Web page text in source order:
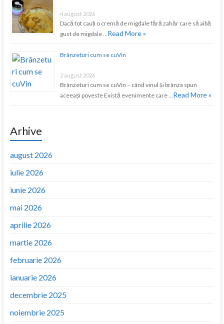
4 august 2026
Dacă tot cauți o cremă de migdale fără zahăr care să aibă
gust de migdale …Read More »
Brânzeturi cum se cuVin
2 august 2026
Brânzeturi cum se cuVin – când vinul și brânza spun
aceeași poveste Există evenimente care …Read More »
Arhive
august 2026
iulie 2026
iunie 2026
mai 2026
aprilie 2026
martie 2026
februarie 2026
ianuarie 2026
decembrie 2025
noiembrie 2025